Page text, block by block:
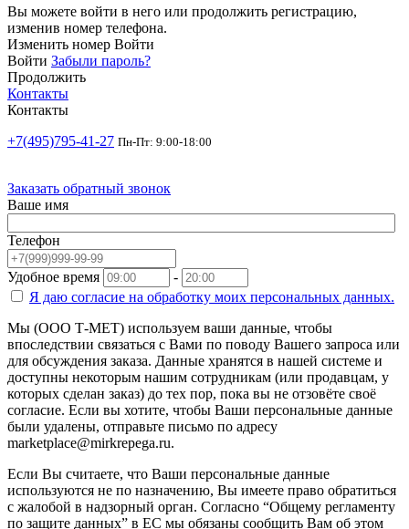
Вы можете войти в него или продолжить регистрацию,
изменив номер телефона.
Изменить номер Войти
Войти Забыли пароль?
Продолжить
Контакты
Контакты
+7(495)795-41-27 Пн-Пт: 9:00-18:00
Заказать обратный звонок
Ваше имя
Телефон
Удобное время
-
Я даю согласие на обработку моих персональных данных.
Мы (ООО Т-МЕТ) используем ваши данные, чтобы
впоследствии связаться с Вами по поводу Вашего запроса или
для обсуждения заказа. Данные хранятся в нашей системе и
доступны некоторым нашим сотрудникам (или продавцам, у
которых сделан заказ) до тех пор, пока вы не отзовёте своё
согласие. Если вы хотите, чтобы Ваши персональные данные
были удалены, отправьте письмо по адресу
marketplace@mirkrepega.ru.
Если Вы считаете, что Ваши персональные данные
используются не по назначению, Вы имеете право обратиться
с жалобой в надзорный орган. Согласно “Общему регламенту
по защите данных” в ЕС мы обязаны сообщить Вам об этом